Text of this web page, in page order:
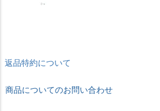
返品特約について
商品についてのお問い合わせ